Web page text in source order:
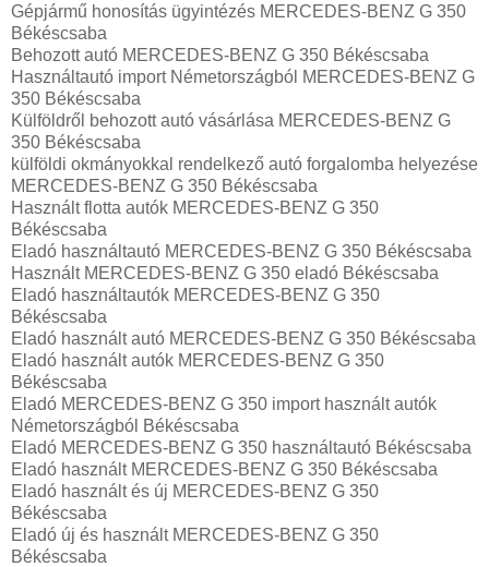
Gépjármű honosítás ügyintézés MERCEDES-BENZ G 350
Békéscsaba
Behozott autó MERCEDES-BENZ G 350 Békéscsaba
Használtautó import Németországból MERCEDES-BENZ G
350 Békéscsaba
Külföldről behozott autó vásárlása MERCEDES-BENZ G
350 Békéscsaba
külföldi okmányokkal rendelkező autó forgalomba helyezése
MERCEDES-BENZ G 350 Békéscsaba
Használt flotta autók MERCEDES-BENZ G 350
Békéscsaba
Eladó használtautó MERCEDES-BENZ G 350 Békéscsaba
Használt MERCEDES-BENZ G 350 eladó Békéscsaba
Eladó használtautók MERCEDES-BENZ G 350
Békéscsaba
Eladó használt autó MERCEDES-BENZ G 350 Békéscsaba
Eladó használt autók MERCEDES-BENZ G 350
Békéscsaba
Eladó MERCEDES-BENZ G 350 import használt autók
Németországból Békéscsaba
Eladó MERCEDES-BENZ G 350 használtautó Békéscsaba
Eladó használt MERCEDES-BENZ G 350 Békéscsaba
Eladó használt és új MERCEDES-BENZ G 350
Békéscsaba
Eladó új és használt MERCEDES-BENZ G 350
Békéscsaba